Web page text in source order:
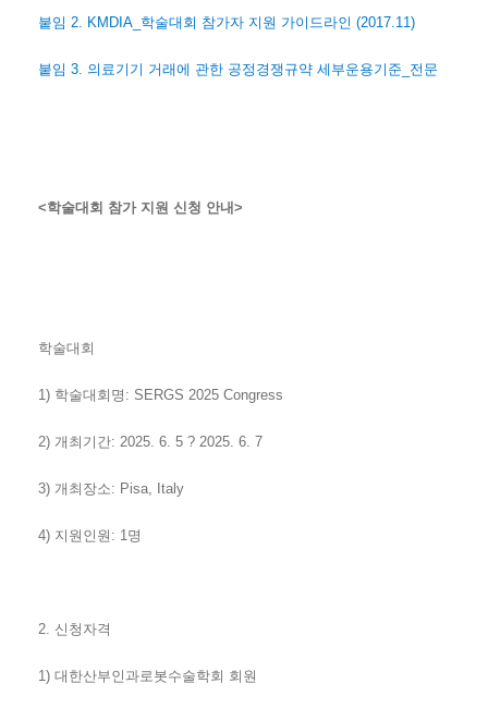
붙임 2. KMDIA_ 학술대회 참가자 지원 가이드라인 (2017.11)
붙임 3. 의료기기 거래에 관한 공정경쟁규약 세부운용기준 전문
<학술대회 참가 지원 신청 안내 >
학술대회
1) 학술대회명 : SERGS 2025 Congress
2) 개최기간: 2025. 6. 5 ? 2025. 6. 7
3) 개최장소: Pisa, Italy
4) 지원인원 : 1명
2. 신청자격
1) 대한산부인과로봇수술학회 회원